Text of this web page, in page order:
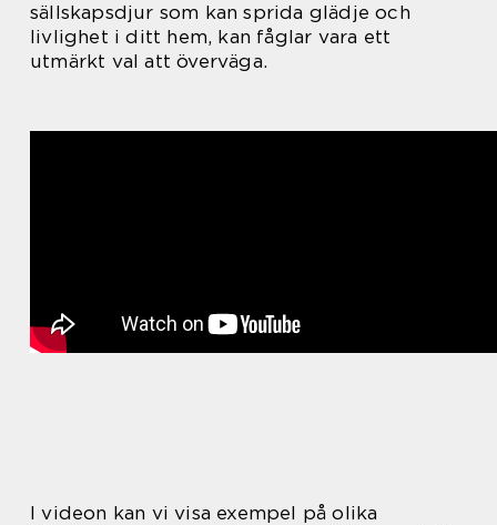
sällskapsdjur som kan sprida glädje och
livlighet i ditt hem, kan fåglar vara ett
utmärkt val att överväga.
I videon kan vi visa exempel på olika